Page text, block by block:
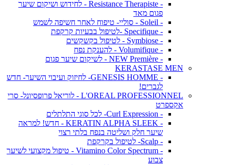
- Resistance Therapiste - לחידוש ושיקום שיער
פגום מאד
- Soleil - סוליי- טיפוח לאחר חשיפה לשמש
- Specifique -לטיפול בבעיות קרקפת
- Symbiose - לטיפול בקשקשים
- Volumifique - להענקת נפח
- NEW Première - לשיקום שיער פגום
KERASTASE MEN
- GENESIS HOMME- לחיזוק ועיבוי השיער- חדש
לגברים!
L'OREAL PROFESSIONNEL - לוריאל פרופסיונל- סרי
אקספרט
- Curl Expression- לכל סוגי התלתלים
- KERATIN ALPHA SLEEK - חדש! למראה
שיער חלק ושליטה בנפח בלתי רצוי
- Scalp- לטיפול בקרקפת
- Vitamino Color Spectrum - טיפול מקצועי לשיער
צבוע